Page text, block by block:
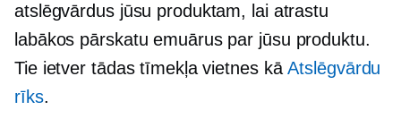
atslēgvārdus jūsu produktam, lai atrastu
labākos pārskatu emuārus par jūsu produktu.
Tie ietver tādas tīmekļa vietnes kāAtslēgvārdu
rīks.